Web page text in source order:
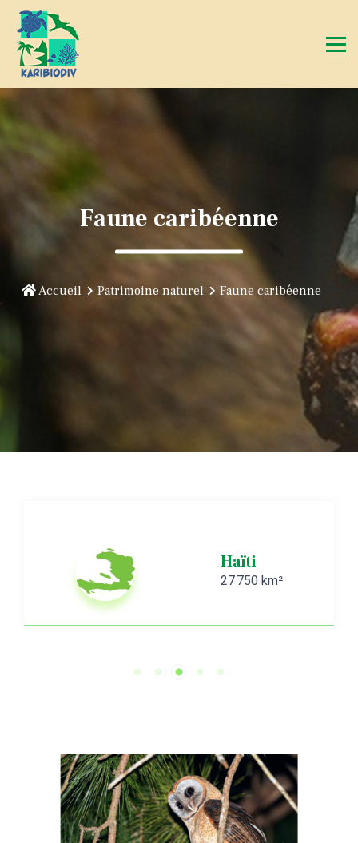
Faune caribéenne
Accueil Patrimoine naturel Faune caribéenne
Haïti
27 750 km²